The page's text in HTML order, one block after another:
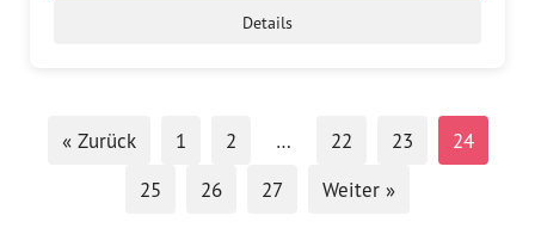
Details
« Zurück 1 2 … 22 23
24
25
26 27 Weiter »